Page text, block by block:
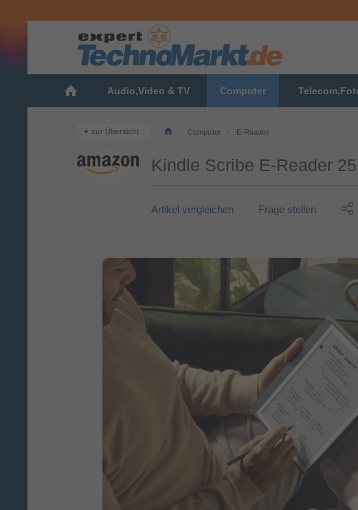
Audio,Video & TV Computer
zur Übersicht Computer E-Reader
Kindle Scribe E-Reader
Artikel vergleichen Frage stellen